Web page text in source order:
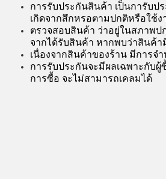
การรับประกันสินค้า เป็นการับป
เกิดจากสึกหรอตามปกติหรือใช้ง
ตรวจสอบสินค้า ว่าอยู่ในสภาพ
จากได้รับสินค้า หากพบว่าสินค้า
เนื่องจากสินค้าของร้าน มีการ
การรับประกันจะมีผลเฉพาะกับ
การซื้อ จะไม่สามารถเคลมได้